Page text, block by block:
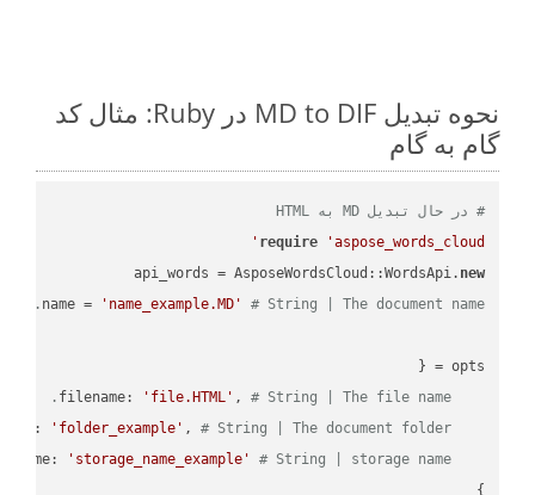
نحوه تبدیل MD to DIF در Ruby: مثال کد
گام به گام
# در حال تبدیل MD به HTML
require
'aspose_words_cloud'
api_words = AsposeWordsCloud::WordsApi. new
name =
'name_example.MD' # String | The document name.
    filename:
'file.HTML' , # String | The file name.
    folder:
'folder_example' , # String | The document folder.
    storage_name:
'storage_name_example'
# String | storage name.